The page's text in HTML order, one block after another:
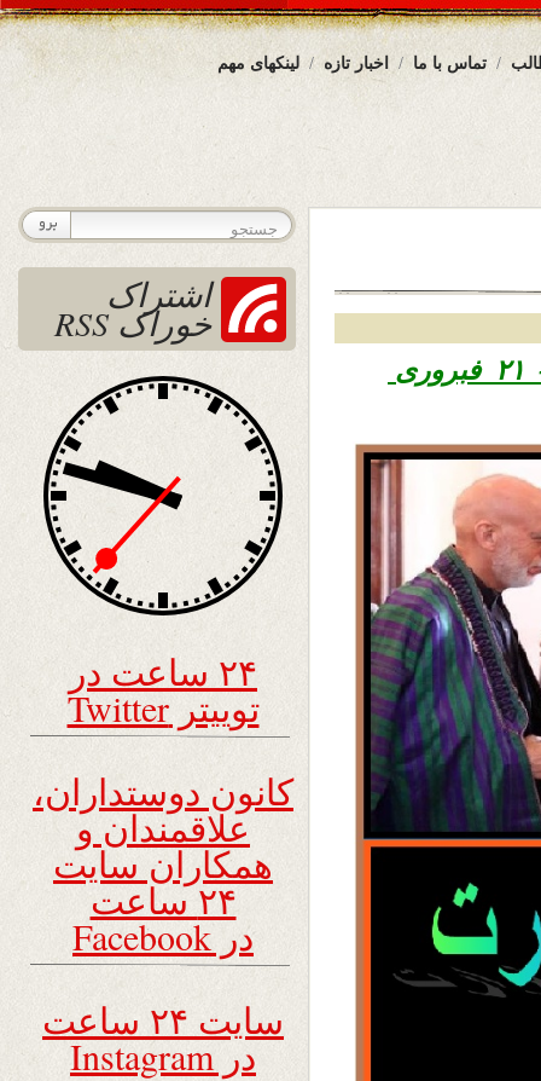
لینکهای مهم اخبار تازه تماس با ما
۱۳۹۶ – ۲۱ فبروری
اشتراک
خوراک RSS
۲۴ ساعت در
توییتر Twitter
کانون دوستداران،
علاقمندان و
همکاران سایت
۲۴ ساعت
در Facebook
سایت ۲۴ ساعت
در Instagram